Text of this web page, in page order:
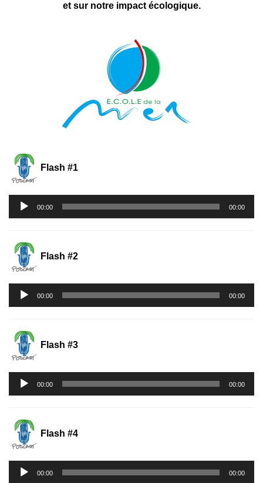
et sur notre impact écologique.
Flash #1
Lecteur
audio
00:00 00:00
Flash #2
Lecteur
audio
00:00 00:00
Flash #3
Lecteur
audio
00:00 00:00
Flash #4
Lecteur
audio
00:00 00:00